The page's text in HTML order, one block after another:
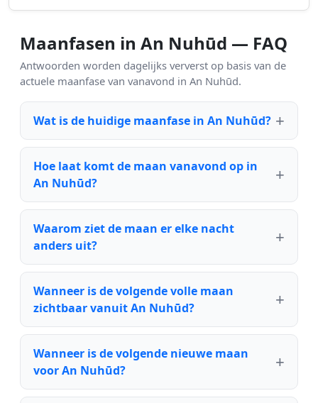
Maanfasen in An Nuhūd — FAQ
Antwoorden worden dagelijks ververst op basis van de
actuele maanfase van vanavond in An Nuhūd.
Wat is de huidige maanfase in An Nuhūd?
Hoe laat komt de maan vanavond op in
An Nuhūd?
Waarom ziet de maan er elke nacht
anders uit?
Wanneer is de volgende volle maan
zichtbaar vanuit An Nuhūd?
Wanneer is de volgende nieuwe maan
voor An Nuhūd?